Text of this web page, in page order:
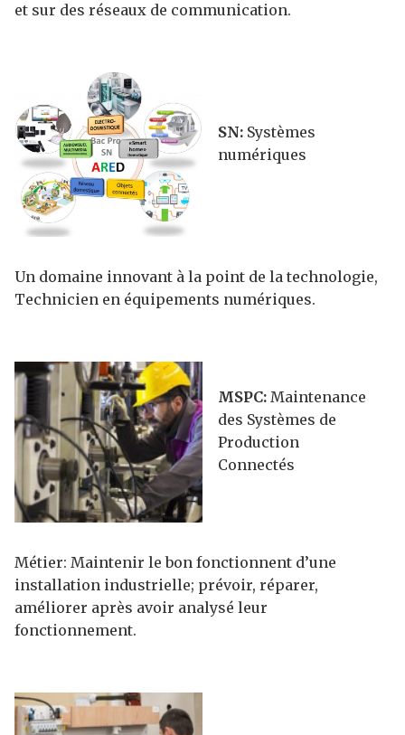
et sur des réseaux de communication.
SN:Systèmes
numériques
Un domaine innovant à la point de la technologie,
Technicien en équipements numériques.
MSPC:Maintenance
des Systèmes de
Production
Connectés
Métier: Maintenir le bon fonctionnent d’une
installation industrielle; prévoir, réparer,
améliorer après avoir analysé leur
fonctionnement.